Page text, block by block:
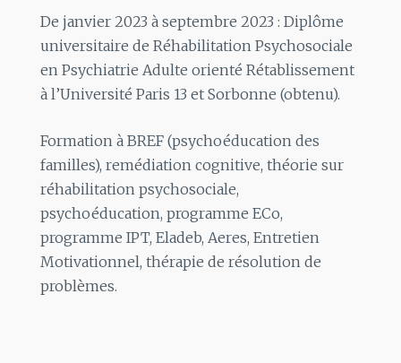
De janvier 2023 à septembre 2023 : Diplôme
universitaire de Réhabilitation Psychosociale
en Psychiatrie Adulte orienté Rétablissement
à l’Université Paris 13 et Sorbonne (obtenu).
Formation à BREF (psychoéducation des
familles), remédiation cognitive, théorie sur
réhabilitation psychosociale,
psychoéducation, programme ECo,
programme IPT, Eladeb, Aeres, Entretien
Motivationnel, thérapie de résolution de
problèmes.